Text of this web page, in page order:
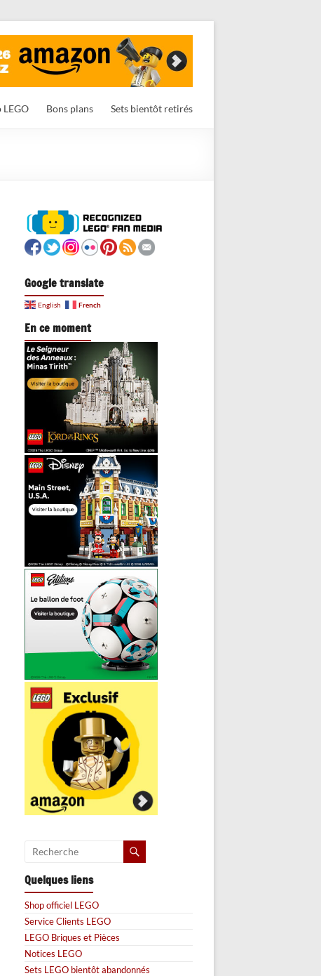
LEGO Bons plans Sets bientôt retirés
Google translate
English French
En ce moment
Quelques liens
Shop officiel LEGO
Service Clients LEGO
LEGO Briques et Pièces
Notices LEGO
Sets LEGO bientôt abandonnés